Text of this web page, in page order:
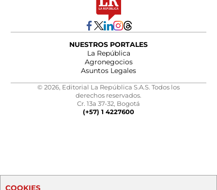
NUESTROS PORTALES
La República
Agronegocios
Asuntos Legales
© 2026, Editorial La República S.A.S. Todos los
derechos reservados.
Cr. 13a 37-32, Bogotá
(+57) 1 4227600
COOKIES